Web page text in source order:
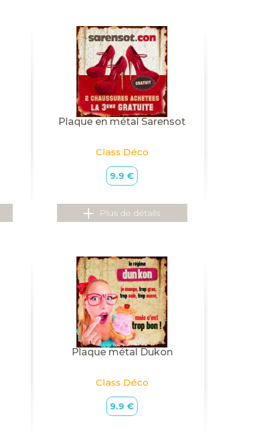
Plaque en métal Sarensot
Class Déco
9.9 €
Plus de détails
Plaque métal Dukon
Class Déco
9.9 €